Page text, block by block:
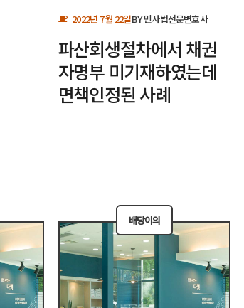
2022년 7월 22일BY민사법전문변호사
파산회생절차에서 채권
자명부 미기재하였는데
면책인정된 사례
배당이의